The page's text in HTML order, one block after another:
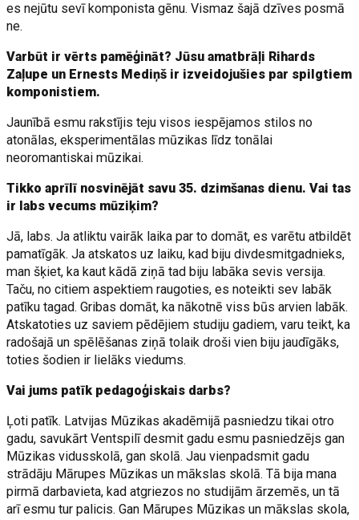
es nejūtu sevī komponista gēnu. Vismaz šajā dzīves posmā
ne.
Varbūt ir vērts pamēģināt? Jūsu amatbrāļi Rihards
Zaļupe un Ernests Mediņš ir izveidojušies par spilgtiem
komponistiem.
Jaunībā esmu rakstījis teju visos iespējamos stilos no
atonālas, eksperimentālas mūzikas līdz tonālai
neoromantiskai mūzikai.
Tikko aprīlī nosvinējāt savu 35. dzimšanas dienu. Vai tas
ir labs vecums mūziķim?
Jā, labs. Ja atliktu vairāk laika par to domāt, es varētu atbildēt
pamatīgāk. Ja atskatos uz laiku, kad biju divdesmitgadnieks,
man šķiet, ka kaut kādā ziņā tad biju labāka sevis versija.
Taču, no citiem aspektiem raugoties, es noteikti sev labāk
patīku tagad. Gribas domāt, ka nākotnē viss būs arvien labāk.
Atskatoties uz saviem pēdējiem studiju gadiem, varu teikt, ka
radošajā un spēlēšanas ziņā tolaik droši vien biju jaudīgāks,
toties šodien ir lielāks viedums.
Vai jums patīk pedagoģiskais darbs?
Ļoti patīk. Latvijas Mūzikas akadēmijā pasniedzu tikai otro
gadu, savukārt Ventspilī desmit gadu esmu pasniedzējs gan
Mūzikas vidusskolā, gan skolā. Jau vienpadsmit gadu
strādāju Mārupes Mūzikas un mākslas skolā. Tā bija mana
pirmā darbavieta, kad atgriezos no studijām ārzemēs, un tā
arī esmu tur palicis. Gan Mārupes Mūzikas un mākslas skola,